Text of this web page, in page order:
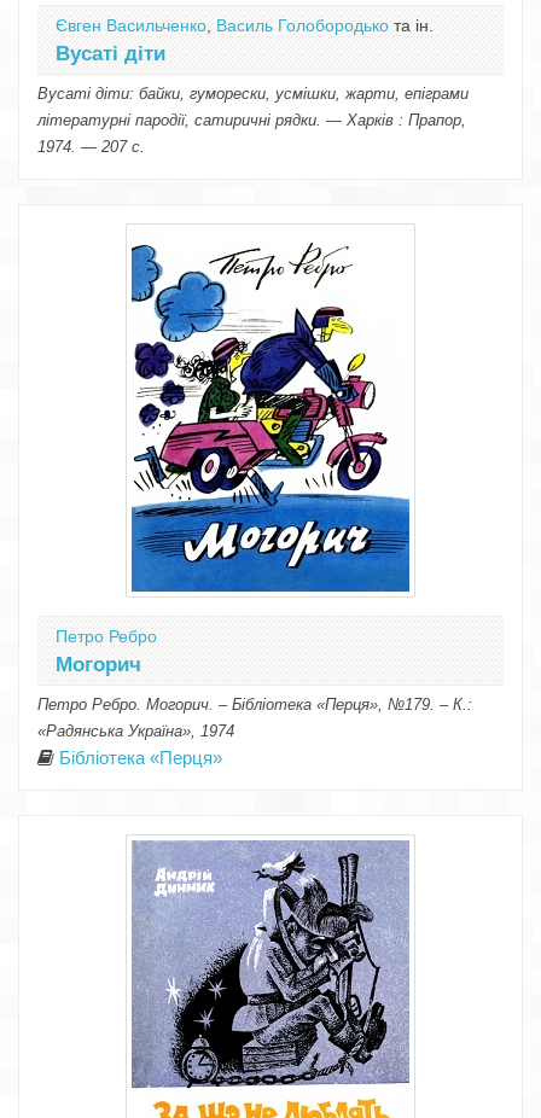
Євген Васильченко Василь Голобородько та ін.
Вусаті діти
Вусаті діти: байки, гуморески, усмішки, жарти, епіграми
літературні пародії, сатиричні рядки. — Харків : Прапор,
1974. — 207 с.
Петро Ребро
Могорич
Петро Ребро. Могорич. – Бібліотека «Перця», №179. – К.:
«Радянська Україна», 1974
Бібліотека «Перця»